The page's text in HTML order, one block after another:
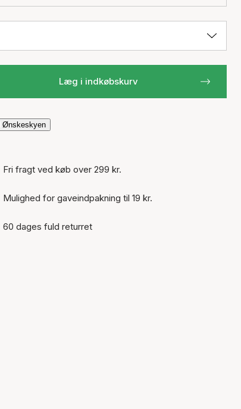
Læg i indkøbskurv
Ønskeskyen
Fri fragt ved køb over 299 kr.
Mulighed for gaveindpakning til 19 kr.
60 dages fuld returret